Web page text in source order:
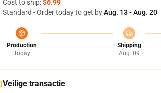
Cost to ship:$6.99
Standard - Order today to get byAug. 13 - Aug. 20
Production
Today
Shipping
Aug. 09
Veilige transactie